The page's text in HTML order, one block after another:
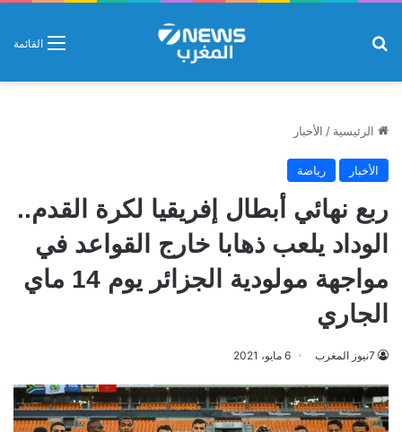
القائمة
الرئيسية / الأخبار
الأخبار رياضة
ربع نهائي أبطال إفريقيا لكرة القدم..
الوداد يلعب ذهابا خارج القواعد في
مواجهة مولودية الجزائر يوم 14 ماي
الجاري
7نيوز المغرب 6 مايو، 2021